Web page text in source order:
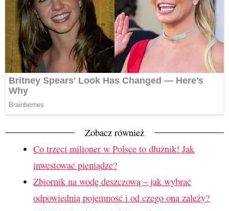
Zobacz również
Co trzeci milioner w Polsce to dłużnik! Jak
inwestować pieniądze?
Zbiornik na wodę deszczową – jak wybrać
odpowiednią pojemność i od czego ona zależy?